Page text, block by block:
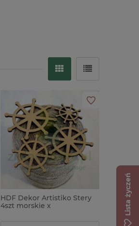
HDF Dekor Artistiko Stery
4szt morskie x
Lista życzeń